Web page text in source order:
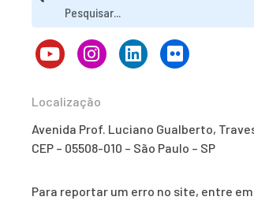
Localização
Avenida Prof. Luciano Gualberto,
CEP – 05508-010 – São Paulo – SP
Para reportar um erro no site, entre